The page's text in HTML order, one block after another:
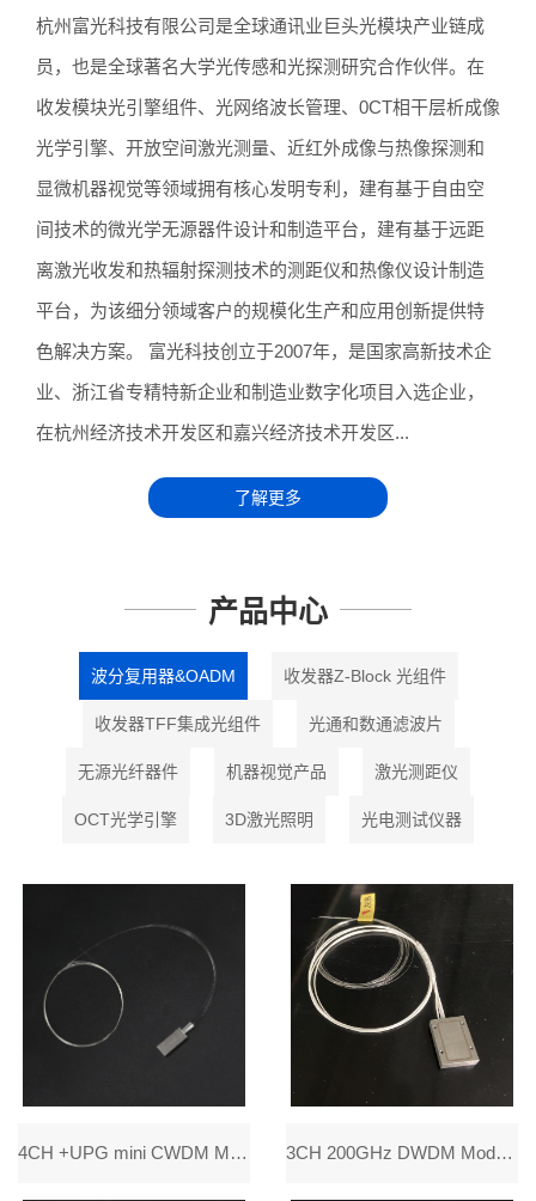
杭州富光科技有限公司是全球通讯业巨头光模块产业链成
员，也是全球著名大学光传感和光探测研究合作伙伴。在
收发模块光引擎组件、光网络波长管理、0CT相干层析成像
光学引擎、开放空间激光测量、近红外成像与热像探测和
显微机器视觉等领域拥有核心发明专利，建有基于自由空
间技术的微光学无源器件设计和制造平台，建有基于远距
离激光收发和热辐射探测技术的测距仪和热像仪设计制造
平台，为该细分领域客户的规模化生产和应用创新提供特
色解决方案。 富光科技创立于2007年，是国家高新技术企
业、浙江省专精特新企业和制造业数字化项目入选企业，
在杭州经济技术开发区和嘉兴经济技术开发区...
了解更多
产品中心
波分复用器&OADM 收发器Z-Block 光组件
收发器TFF集成光组件 光通和数通滤波片
无源光纤器件 机器视觉产品 激光测距仪
OCT光学引擎 3D激光照明 光电测试仪器
4CH +UPG mini CWDM MODULE,1270、1290、1310、1330 nm +1路反射通道,G657A2 Fiber,-55~+85℃,FC/APC,0.5M，用于光传感和探测的 3CH 200GHz DWDM Module,C40/C32/C26 ,ZBL,900um Loose tube,0.3M, FC/APC，应用于相控阵天线、卫星通信和量子传输的超低PDL高集成度DW